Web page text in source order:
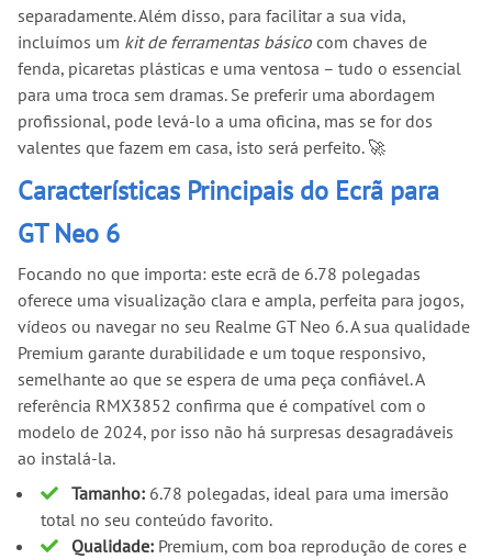
separadamente. Além disso, para facilitar a sua vida,
incluímos um kit de ferramentas básico com chaves de
fenda, picaretas plásticas e uma ventosa – tudo o essencial
para uma troca sem dramas. Se preferir uma abordagem
profissional, pode levá-lo a uma oficina, mas se for dos
valentes que fazem em casa, isto será perfeito. 🚀
Características Principais do Ecrã para
GT Neo 6
Focando no que importa: este ecrã de 6.78 polegadas
oferece uma visualização clara e ampla, perfeita para jogos,
vídeos ou navegar no seu Realme GT Neo 6. A sua qualidade
Premium garante durabilidade e um toque responsivo,
semelhante ao que se espera de uma peça confiável. A
referência RMX3852 confirma que é compatível com o
modelo de 2024, por isso não há surpresas desagradáveis
ao instalá-la.
Tamanho:6.78 polegadas, ideal para uma imersão
total no seu conteúdo favorito.
Qualidade:Premium, com boa reprodução de cores e